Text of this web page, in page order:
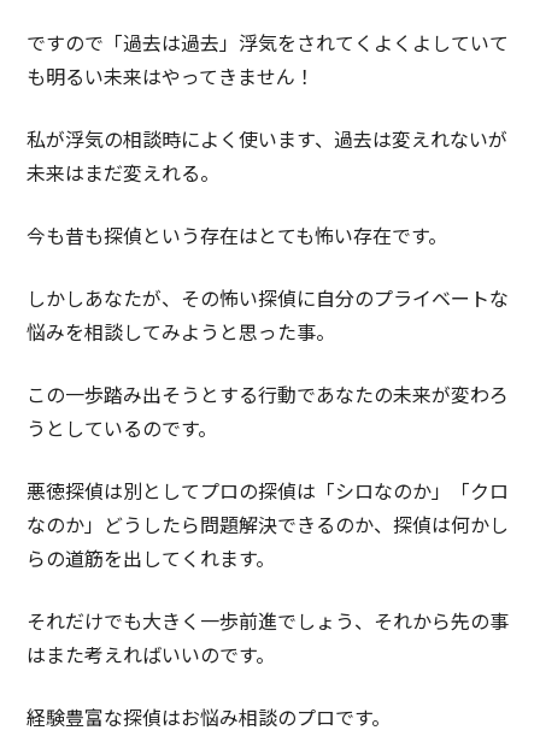
ですので「過去は過去」浮気をされてくよくよしていて
も明るい未来はやってきません！
私が浮気の相談時によく使います、過去は変えれないが
未来はまだ変えれる。
今も昔も探偵という存在はとても怖い存在です。
しかしあなたが、その怖い探偵に自分のプライベートな
悩みを相談してみようと思った事。
この一歩踏み出そうとする行動であなたの未来が変わろ
うとしているのです。
悪徳探偵は別としてプロの探偵は「シロなのか」「クロ
なのか」どうしたら問題解決できるのか、探偵は何かし
らの道筋を出してくれます。
それだけでも大きく一歩前進でしょう、それから先の事
はまた考えればいいのです。
経験豊富な探偵はお悩み相談のプロです。